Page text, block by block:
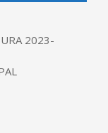
2023-